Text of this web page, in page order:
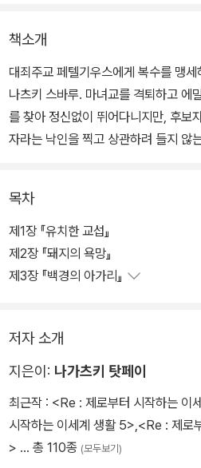
책소개
대죄주교 페텔기우스에게 복수를 맹
나츠키 스바루. 마녀교를 격퇴하고 에
를 찾아 정신없이 뛰어다니지만, 후보
자라는 낙인을 찍고 상관하려 들지 않
목차
제1장 『유치한 교섭』
제2장 『돼지의 욕망』
제3장 『백경의 아가리』
저자 소개
지은이: 나가츠키 탓페이
최근작 : <Re : 제로부터 시작하는 이
시작하는 이세계 생활 5> <Re : 제로
> … 총 110종 (모두보기)